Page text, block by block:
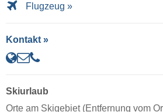
Flugzeug »
Kontakt »
Skiurlaub
Orte am Skigebiet (Entfernung vom